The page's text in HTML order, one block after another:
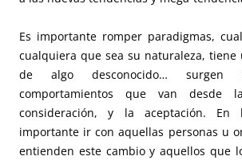
Es importante romper paradigmas,
cualquiera que sea su naturaleza, tiene
de algo desconocido…
comportamientos que van desde
consideración, y la aceptación.
importante ir con aquellas personas u
entienden este cambio y aquellos que